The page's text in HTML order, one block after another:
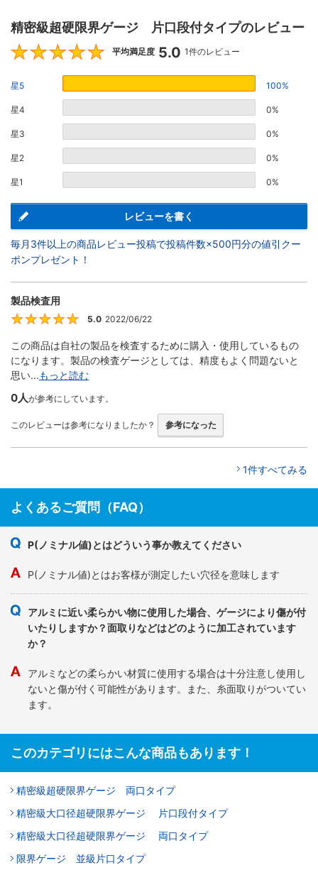
精密級超硬限界ゲージ 片口段付タイプのレビュー
5
平均満足度 5.0 1件のレビュー
星5 100%
星4 0%
星3 0%
星2 0%
星1 0%
レビューを書く
毎月3件以上の商品レビュー投稿で投稿件数×500円分の値引クー
ポンプレゼント！
製品検査用
5
5.0 2022/06/22
この商品は自社の製品を検査するために購入・使用しているもの
になります。製品の検査ゲージとしては、精度もよく問題ないと
思い...もっと読む
0人が参考にしています。
このレビューは参考になりましたか？ 参考になった
1件すべてみる
よくあるご質問（FAQ）
P(ノミナル値)とはどういう事か教えてください
P(ノミナル値)とはお客様が測定したい穴径を意味します
アルミに近い柔らかい物に使用した場合、ゲージにより傷が付
いたりしますか？面取りなどはどのように加工されています
か？
アルミなどの柔らかい材質に使用する場合は十分注意し使用し
ないと傷が付く可能性があります。また、糸面取りがついてい
ます。
このカテゴリにはこんな商品もあります！
精密級超硬限界ゲージ 両口タイプ
精密級大口径超硬限界ゲージ 片口段付タイプ
精密級大口径超硬限界ゲージ 両口タイプ
限界ゲージ 並級片口タイプ